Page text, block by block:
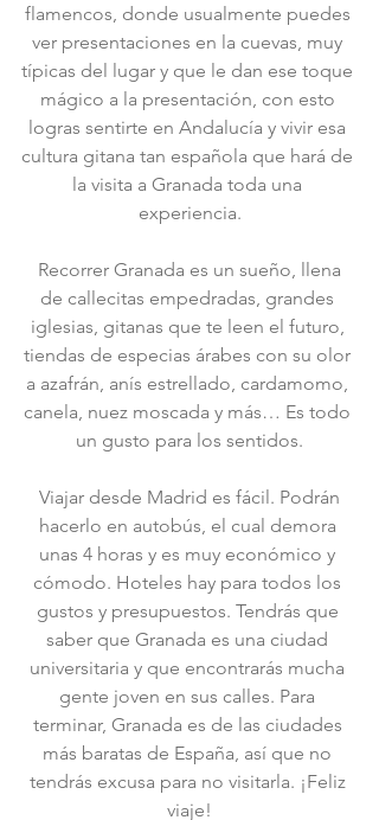
flamencos, donde usualmente puedes
ver presentaciones en la cuevas, muy
típicas del lugar y que le dan ese toque
mágico a la presentación, con esto
logras sentirte en Andalucía y vivir esa
cultura gitana tan española que hará de
la visita a Granada toda una
experiencia.
de callecitas empedradas, grandes
iglesias, gitanas que te leen el futuro,
tiendas de especias árabes con su olor
a azafrán, anís estrellado, cardamomo,
canela, nuez moscada y más… Es todo
un gusto para los sentidos.
hacerlo en autobús, el cual demora
unas 4 horas y es muy económico y
cómodo. Hoteles hay para todos los
gustos y presupuestos. Tendrás que
saber que Granada es una ciudad
universitaria y que encontrarás mucha
gente joven en sus calles. Para
terminar, Granada es de las ciudades
más baratas de España, así que no
tendrás excusa para no visitarla. ¡Feliz
viaje!